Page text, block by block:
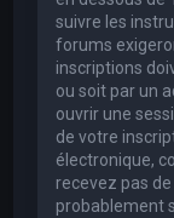
suivre les
forums
inscriptions
ou soit par un
ouvrir une
de votre
électronique,
recevez pas
probablement